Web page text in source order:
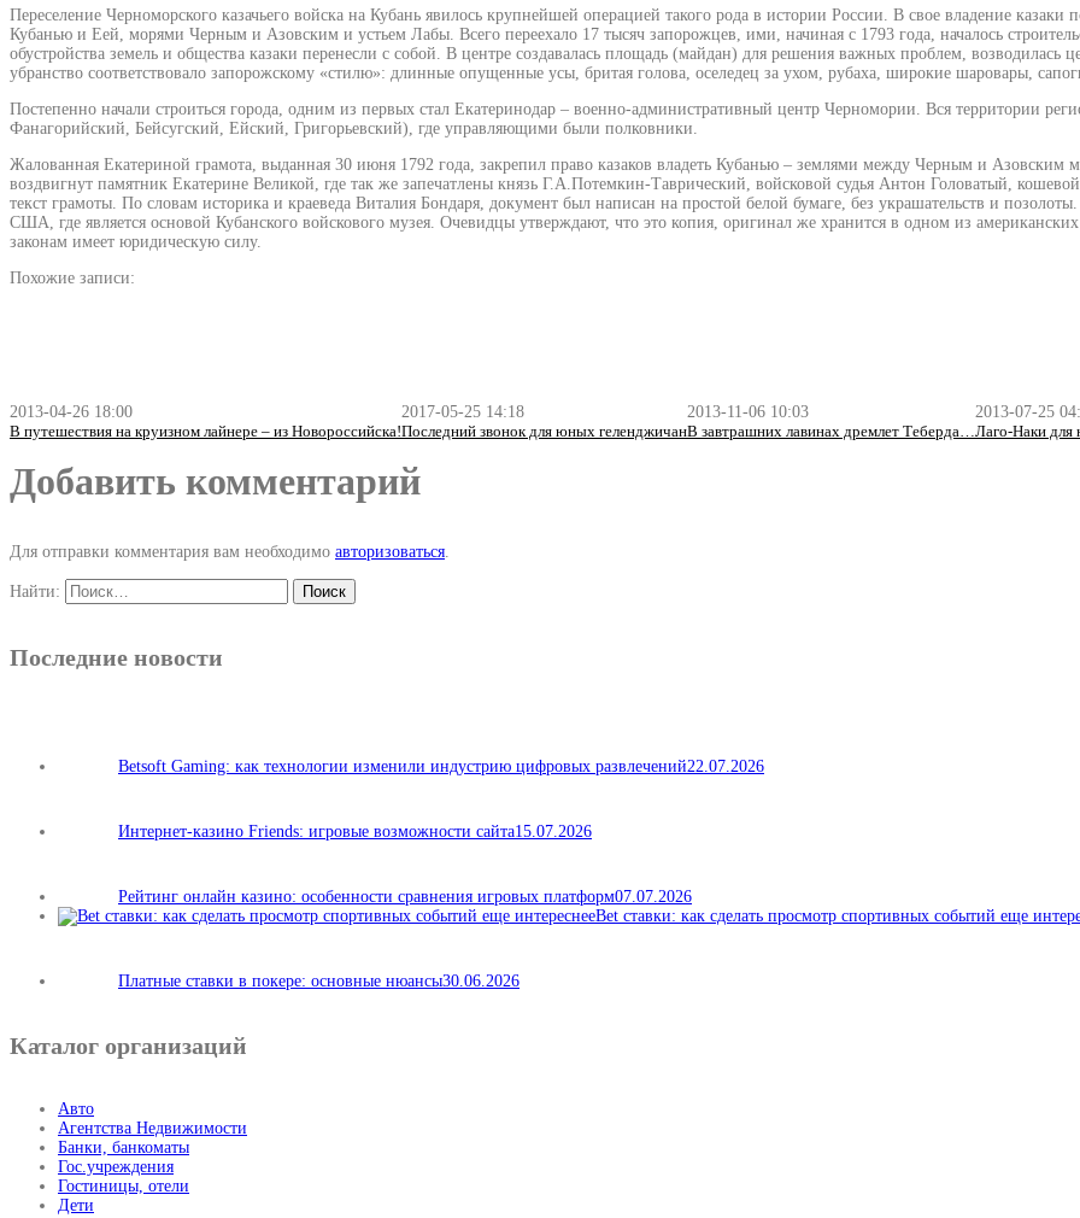
Переселение Черноморского казачьего войска на Кубань явилось крупнейшей операцией такого рода в истории России. В свое владение
Кубанью и Еей, морями Черным и Азовским и устьем Лабы. Всего переехало 17 тысяч запорожцев, ими, начиная с 1793 года, началось
обустройства земель и общества казаки перенесли с собой. В центре создавалась площадь (майдан) для решения важных проблем, возводилась
убранство соответствовало запорожскому «стилю»: длинные опущенные усы, бритая голова, оселедец за ухом, рубаха, широкие шаровары,
Постепенно начали строиться города, одним из первых стал Екатеринодар – военно-административный центр Черномории. Вся территории
Фанагорийский, Бейсугский, Ейский, Григорьевский), где управляющими были полковники.
Жалованная Екатериной грамота, выданная 30 июня 1792 года, закрепил право казаков владеть Кубанью – землями между Черным и Азовским
воздвигнут памятник Екатерине Великой, где так же запечатлены князь Г.А.Потемкин-Таврический, войсковой судья Антон Головатый,
текст грамоты. По словам историка и краеведа Виталия Бондаря, документ был написан на простой белой бумаге, без украшательств и
США, где является основой Кубанского войскового музея. Очевидцы утверждают, что это копия, оригинал же хранится в одном из
законам имеет юридическую силу.
Похожие записи:
2013-04-26 18:00
В путешествия на круизном лайнере – из Новороссийска!
2017-05-25 14:18
Последний звонок для юных геленджичан
2013-11-06 10:03
В завтрашних лавинах дремлет Теберда…
2013-07-25
Лаго-Наки для
Добавить комментарий
Для отправки комментария вам необходимо авторизоваться
Найти:
Последние новости
Betsoft Gaming: как технологии изменили индустрию цифровых развлечений22.07.2026
Интернет-казино Friends: игровые возможности сайта15.07.2026
Рейтинг онлайн казино: особенности сравнения игровых платформ07.07.2026
Bet ставки: как сделать просмотр спортивных событий еще
Платные ставки в покере: основные нюансы30.06.2026
Каталог организаций
Авто
Агентства Недвижимости
Банки, банкоматы
Гос.учреждения
Гостиницы, отели
Дети